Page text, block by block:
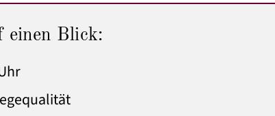
einen Blick: